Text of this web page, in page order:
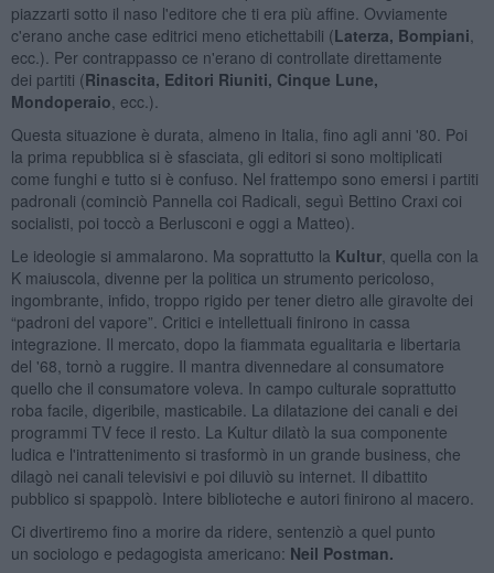
piazzarti sotto il naso l'editore che ti era più affine. Ovviamente
c'erano anche case editrici meno etichettabili (Laterza, Bompiani
ecc.). Per contrappasso ce n'erano di controllate direttamente
dei partiti (Rinascita, Editori Riuniti, Cinque Lune,
Mondoperaio , ecc.).
Questa situazione è durata, almeno in Italia, fino agli anni '80. Poi
la prima repubblica si è sfasciata, gli editori si sono moltiplicati
come funghi e tutto si è confuso. Nel frattempo sono emersi i partiti
padronali (cominciò Pannella coi Radicali, seguì Bettino Craxi coi
socialisti, poi toccò a Berlusconi e oggi a Matteo).
Le ideologie si ammalarono. Ma soprattutto la Kultur, quella con la
K maiuscola, divenne per la politica un strumento pericoloso,
ingombrante, infido, troppo rigido per tener dietro alle giravolte dei
“padroni del vapore”. Critici e intellettuali finirono in cassa
integrazione. Il mercato, dopo la fiammata egualitaria e libertaria
del '68, tornò a ruggire. Il mantra divennedare al consumatore
quello che il consumatore voleva. In campo culturale soprattutto
roba facile, digeribile, masticabile. La dilatazione dei canali e dei
programmi TV fece il resto. La Kultur dilatò la sua componente
ludica e l'intrattenimento si trasformò in un grande business, che
dilagò nei canali televisivi e poi diluviò su internet. Il dibattito
pubblico si spappolò. Intere biblioteche e autori finirono al macero.
Ci divertiremo fino a morire da ridere, sentenziò a quel punto
un sociologo e pedagogista americano: Neil Postman.